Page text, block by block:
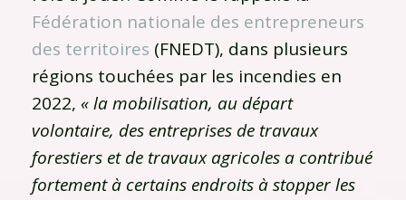
Fédération nationale des entrepreneurs
des territoires (FNEDT), dans plusieurs
régions touchées par les incendies en
2022, « la mobilisation, au départ
volontaire, des entreprises de travaux
forestiers et de travaux agricoles a contribué
fortement à certains endroits à stopper les